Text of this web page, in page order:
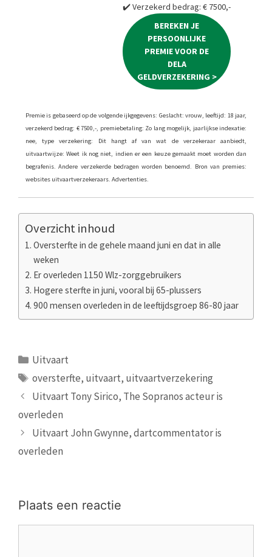
✔️ Verzekerd bedrag: € 7500,-
BEREKEN JE
PERSOONLIJKE
PREMIE VOOR DE
DELA
GELDVERZEKERING >
Premie is gebaseerd op de volgende ijkgegevens: Geslacht: vrouw, leeftijd: 18 jaar,
verzekerd bedrag: € 7500,-, premiebetaling: Zo lang mogelijk, jaarlijkse indexatie:
nee, type verzekering: Dit hangt af van wat de verzekeraar aanbiedt,
uitvaartwijze: Weet ik nog niet, indien er een keuze gemaakt moet worden dan
begrafenis. Andere verzekerde bedragen worden benoemd. Bron van premies:
websites uitvaartverzekeraars. Advertenties.
Overzicht inhoud
Oversterfte in de gehele maand juni en dat in alle
weken
Er overleden 1150 Wlz-zorggebruikers
Hogere sterfte in juni, vooral bij 65-plussers
900 mensen overleden in de leeftijdsgroep 86-80 jaar
Categorieën
Uitvaart
Tags
oversterfte, uitvaart, uitvaartverzekering
Uitvaart Tony Sirico, The Sopranos acteur is
overleden
Uitvaart John Gwynne, dartcommentator is
overleden
Plaats een reactie